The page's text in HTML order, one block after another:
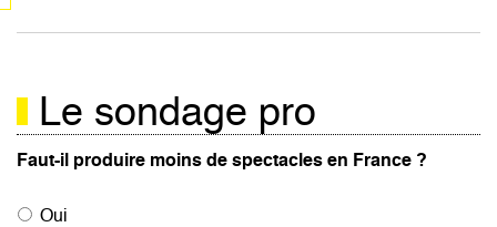
Le sondage pro
Faut-il produire moins de spectacles en France ?
Oui